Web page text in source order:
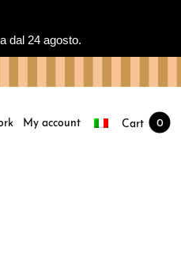
dal 24 agosto.
My account Cart 0